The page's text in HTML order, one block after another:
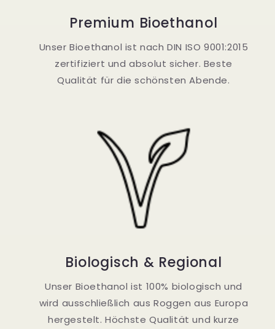
Premium Bioethanol
Unser Bioethanol ist nach DIN ISO 9001:2015
zertifiziert und absolut sicher. Beste
Qualität für die schönsten Abende.
Biologisch & Regional
Unser Bioethanol ist 100% biologisch und
wird ausschließlich aus Roggen aus Europa
hergestelt. Höchste Qualität und kurze